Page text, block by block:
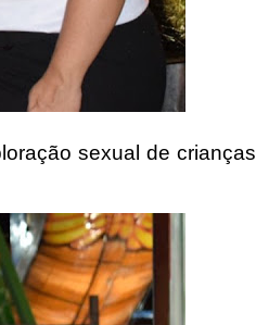
sexual de crianças